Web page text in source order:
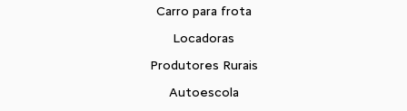
Carro para frota
Locadoras
Produtores Rurais
Autoescola